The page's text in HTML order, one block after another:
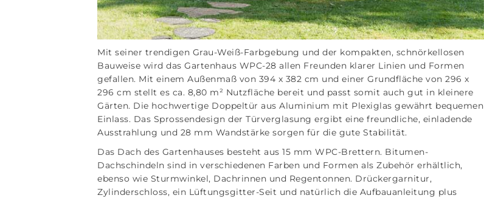
Mit seiner trendigen Grau-Weiß-Farbgebung und der kompakten, schnörkellosen
Bauweise wird das Gartenhaus WPC-28 allen Freunden klarer Linien und Formen
gefallen. Mit einem Außenmaß von 394 x 382 cm und einer Grundfläche von 296 x
296 cm stellt es ca. 8,80 m² Nutzfläche bereit und passt somit auch gut in kleinere
Gärten. Die hochwertige Doppeltür aus Aluminium mit Plexiglas gewährt bequemen
Einlass. Das Sprossendesign der Türverglasung ergibt eine freundliche, einladende
Ausstrahlung und 28 mm Wandstärke sorgen für die gute Stabilität.
Das Dach des Gartenhauses besteht aus 15 mm WPC-Brettern. Bitumen-
Dachschindeln sind in verschiedenen Farben und Formen als Zubehör erhältlich,
ebenso wie Sturmwinkel, Dachrinnen und Regentonnen. Drückergarnitur,
Zylinderschloss, ein Lüftungsgitter-Seit und natürlich die Aufbauanleitung plus